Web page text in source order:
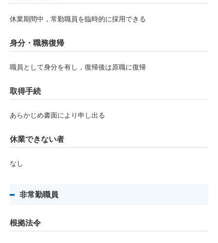
休業期間中，常勤職員を臨時的に採用できる
身分・職務復帰
職員として身分を有し，復帰後は原職に復帰
取得手続
あらかじめ書面により申し出る
休業できない者
なし
非常勤職員
根拠法令